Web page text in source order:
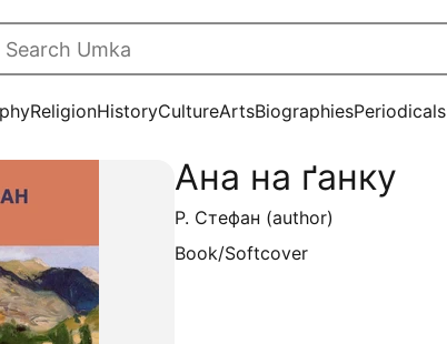
ReligionHistoryCultureArtsBiographiesPeriodicals
Ана на ґанку
Р. Стефан (author)
Book/Softcover